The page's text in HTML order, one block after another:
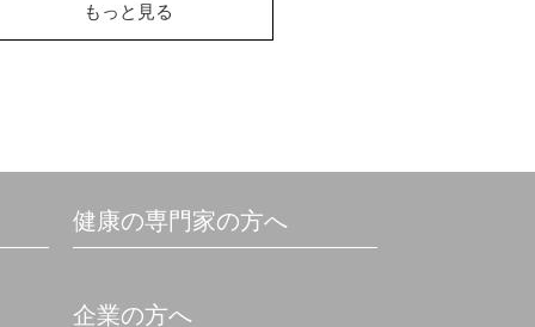
もっと見る
健康の専門家の方へ
企業の方へ